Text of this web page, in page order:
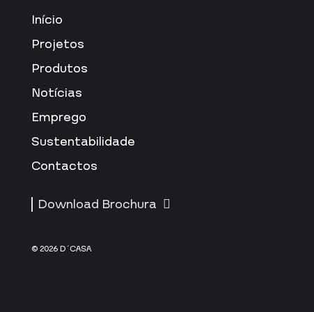
Início
Projetos
Produtos
Notícias
Emprego
Sustentabilidade
Contactos
Download Brochura
© 2026 D´CASA